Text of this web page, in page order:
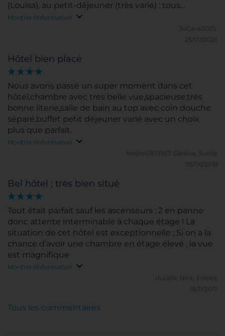
(Louisa), au petit-déjeuner (très varié) : tous
attentionnés et souriants. Séjour réussi :)
Montrer l'information
JoCave2025.
25/07/2025
Hôtel bien placé
Nous avons passé un super moment dans cet
hôtel,chambre avec très belle vue,spacieuse,très
bonne literie,salle de bain au top avec coin douche
séparé,buffet petit déjeuner varié avec un choix
plus que parfait.
Montrer l'information
tonino05111957.
Genève, Suisse
05/06/2019
Bel hôtel ; très bien situé
Tout était parfait sauf les ascenseurs : 2 en panne
donc attente interminable à chaque étage ! La
situation de cet hôtel est exceptionnelle ; Si on a la
chance d’avoir une chambre en étage élevé , la vue
est magnifique
Montrer l'information
ducelis.
Nice, France
18/11/2017
Tous les commentaires